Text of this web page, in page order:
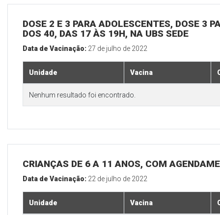
DOSE 2 E 3 PARA ADOLESCENTES, DOSE 3
DOS 40, DAS 17 ÀS 19H, NA UBS SEDE
Data de Vacinação: 27 de julho de 2022
Unidade Vacina
Nenhum resultado foi encontrado.
CRIANÇAS DE 6 A 11 ANOS, COM
Data de Vacinação: 22 de julho de 2022
Unidade Vacina